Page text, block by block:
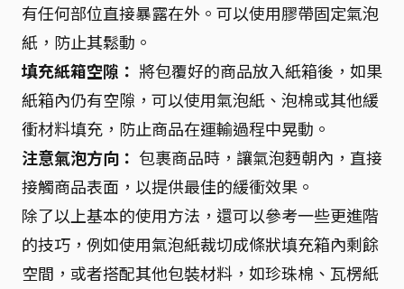
有任何部位直接暴露在外。可以使用膠帶固定氣泡
紙，防止其鬆動。
填充紙箱空隙： 將包覆好的商品放入紙箱後，如果
紙箱內仍有空隙，可以使用氣泡紙、泡棉或其他緩
衝材料填充，防止商品在運輸過程中晃動。
注意氣泡方向： 包裹商品時，讓氣泡麪朝內，直接
接觸商品表面，以提供最佳的緩衝效果。
除了以上基本的使用方法，還可以參考一些更進階
的技巧，例如使用氣泡紙裁切成條狀填充箱內剩餘
空間，或者搭配其他包裝材料，如珍珠棉、瓦楞紙